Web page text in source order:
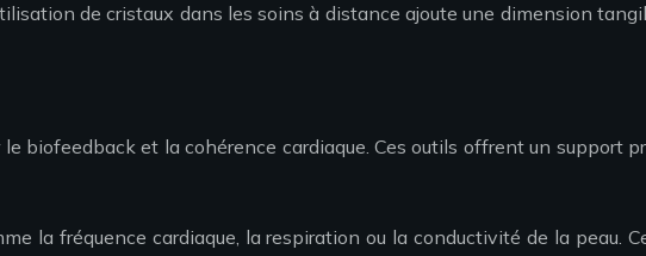
de cristaux dans les soins à distance ajoute une dimension
biofeedback et la cohérence cardiaque. Ces outils offrent un support
la fréquence cardiaque, la respiration ou la conductivité de la peau.